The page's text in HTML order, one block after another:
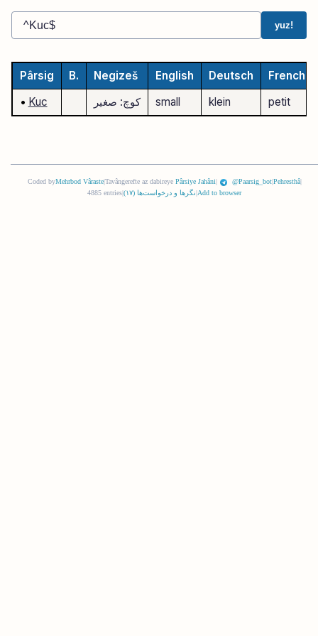
yuz!
Pârsig B. Negizeš English Deutsch
French
• Kuc کوچ: صغیر small klein petit
Coded byMehrbod Vâraste|Tavângerefte az dabireye Pârsiye Jahâni| @Paarsig_bot|Pehresthâ|
4885 entries
نگرها و درخواست‌ها (١٧) Add to browser